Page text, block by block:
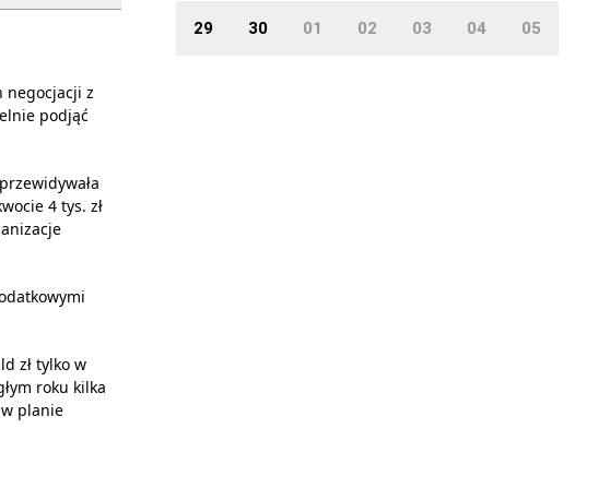
negocjacji z
podjąć
4 tys. zł
zł tylko w
roku kilka
planie
29 30 01 02 03 04 05